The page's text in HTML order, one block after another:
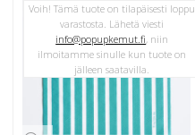
Voih! Tämä tuote on tilapäisesti loppu
varastosta. Lähetä viesti
info@popupkemut.fi, niin
ilmoitamme sinulle kun tuote on
jälleen saatavilla.